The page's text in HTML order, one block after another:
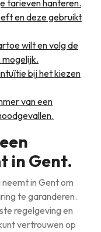
tarieven hanteren.
en deze gebruikt
wilt en volg de
bij het kiezen
van een
in Gent.
in Gent om
te garanderen.
regelgeving en
vertrouwen op